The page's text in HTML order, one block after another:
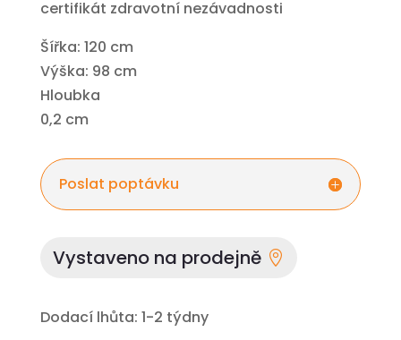
certifikát zdravotní nezávadnosti
Šířka: 120 cm
Výška: 98 cm
Hloubka
0,2 cm
Poslat poptávku
Vystaveno na prodejně
Dodací lhůta: 1-2 týdny